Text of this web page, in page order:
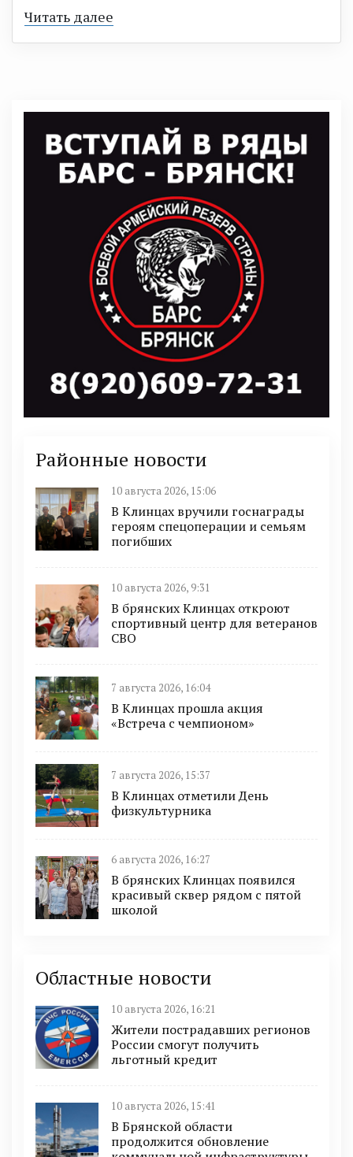
Читать далее
Районные новости
10 августа 2026, 15:06
В Клинцах вручили госнаграды
героям спецоперации и семьям
погибших
10 августа 2026, 9:31
В брянских Клинцах откроют
спортивный центр для ветеранов
СВО
7 августа 2026, 16:04
В Клинцах прошла акция
«Встреча с чемпионом»
7 августа 2026, 15:37
В Клинцах отметили День
физкультурника
6 августа 2026, 16:27
В брянских Клинцах появился
красивый сквер рядом с пятой
школой
Областные новости
10 августа 2026, 16:21
Жители пострадавших регионов
России смогут получить
льготный кредит
10 августа 2026, 15:41
В Брянской области
продолжится обновление